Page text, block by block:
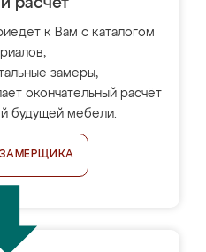
расчет
к Вам с каталогом
замеры,
окончательный расчёт
будущей мебели.